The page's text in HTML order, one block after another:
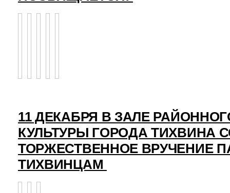
11 ДЕКАБРЯ В ЗАЛЕ
КУЛЬТУРЫ ГОРОДА ТИХВИНА
ТОРЖЕСТВЕННОЕ ВРУЧЕНИЕ
ТИХВИНЦАМ